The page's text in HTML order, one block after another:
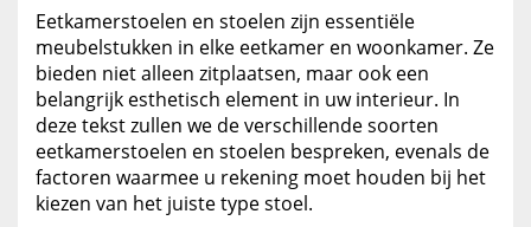
Eetkamerstoelen en stoelen zijn essentiële
meubelstukken in elke eetkamer en woonkamer. Ze
bieden niet alleen zitplaatsen, maar ook een
belangrijk esthetisch element in uw interieur. In
deze tekst zullen we de verschillende soorten
eetkamerstoelen en stoelen bespreken, evenals de
factoren waarmee u rekening moet houden bij het
kiezen van het juiste type stoel.